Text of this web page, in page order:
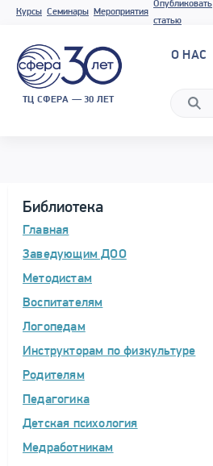
Курсы Семинары Мероприятия
Опубликовать
статью
ТЦ СФЕРА — 30 ЛЕТ
О НАС
Библиотека
Главная
Заведующим ДОО
Методистам
Воспитателям
Логопедам
Инструкторам по физкультуре
Родителям
Педагогика
Детская психология
Медработникам